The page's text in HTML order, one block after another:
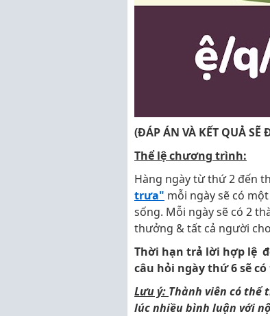
(ĐÁP ÁN VÀ KẾT QUẢ SẼ
Thể lệ chương trình:
Hàng ngày từ thứ 2 đến
trưa" mỗi ngày sẽ có
sống. Mỗi ngày sẽ có 2
thưởng & tất cả người
Thời hạn trả lời hợp lệ
câu hỏi ngày thứ 6 sẽ
Lưu ý: Thành viên có thể
lúc nhiều bình luận với